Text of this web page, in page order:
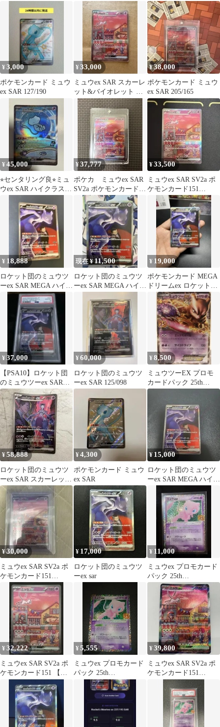
イニートレジャー
347/190
¥3,000
ポケモンカード ミュウ
ex SAR 127/190
¥33,000
ミュウex SAR スカーレ
ット&バイオレット 強
化拡張パック ポケモン
カード…
¥38,000
ポケモンカード ミュウ
ex SAR 205/165
¥45,000
⭐︎センタリング良⭐︎ミュ
ウex SAR ハイクラスパ
¥37,777
ポケカ ミュウex SAR
SV2a ポケモンカード
151 205/165
¥33,500
ミュウex SAR SV2a ポ
ケモンカード151
205/165
¥ 18,888
ロケット団のミュウツ
ーex SAR MEGA ハイク
ラスパック MEGAドリ
現在 ¥11,500
ロケット団のミュウツ
ーex SAR MEGA ハイク
¥ 19,000
ポケモンカード MEGA
ドリームex ロケット団
のミュウツーex SAR ②
¥37,000
【PSA10】ロケット団
のミュウツーex SAR
237/098
¥60,000
ロケット団のミュウツ
ーex SAR 125/098
¥8,500
ミュウツーEX プロモ
カードパック 25th
ANNIVERSARY
¥58,888
ロケット団のミュウツ
ーex SAR スカーレット
&バイオレット 拡張パ
ック
¥4,300
ポケモンカード ミュウ
ex SAR
¥ 15,000
ロケット団のミュウツ
ーex SAR MEGA ハイク
¥30,000
ミュウex SAR SV2a ポ
ケモンカード151
205/165
¥ 17,000
ロケット団のミュウツ
ーex sar
¥ 11,000
ミュウex プロモカード
パック 25th
ANNIVERSARY editio…
¥32,222
ミュウex SAR SV2a ポ
ケモンカード151 【マ
¥5,555
ミュウex プロモカード
パック 25th
ANNIVERSARY editio…
¥39,800
ミュウex SAR SV2a ポ
ケモンカード151
205/165